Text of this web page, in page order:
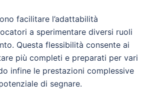
facilitare l’adattabilità
a sperimentare diversi ruoli
Questa flessibilità consente ai
più completi e preparati per vari
infine le prestazioni complessive
di segnare.